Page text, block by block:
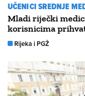
UČENICI SREDNJE
Mladi riječki
korisnicima
Rijeka i PGŽ